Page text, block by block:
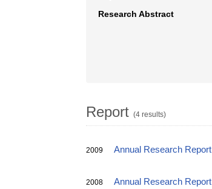
Research Abstract
Report (4 results)
2009 Annual Research Report
2008 Annual Research Report